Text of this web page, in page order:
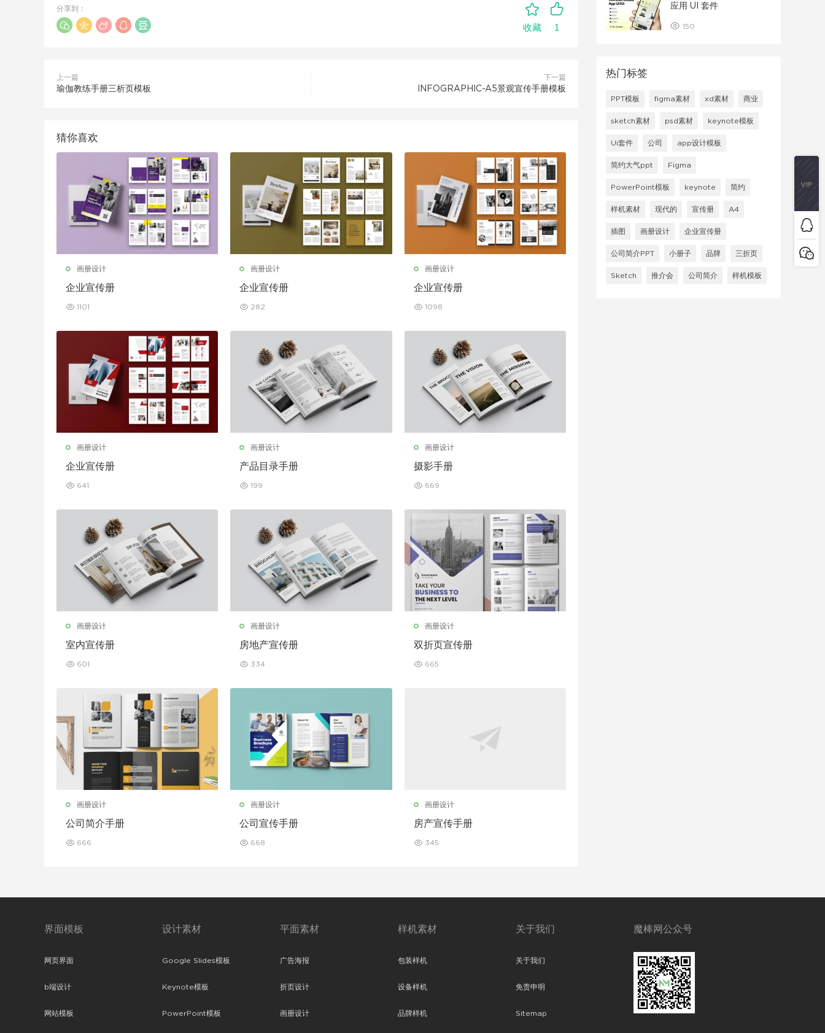
收藏 1
分享到：
上一篇
瑜伽教练手册三析页模板
下一篇
INFOGRAPHIC-A5景观宣传手册模板
猜你喜欢
画册设计
企业宣传册
1101
画册设计
企业宣传册
282
画册设计
企业宣传册
1098
画册设计
企业宣传册
641
画册设计
产品目录手册
199
画册设计
摄影手册
669
画册设计
室内宣传册
601
画册设计
房地产宣传册
334
画册设计
双折页宣传册
665
画册设计
公司简介手册
666
画册设计
公司宣传手册
668
画册设计
房产宣传手册
345
应用 UI 套件
150
热门标签
PPT模板 figma素材 xd素材 商业
sketch素材 psd素材 keynote模板
Ui套件 公司 app设计模板
简约大气ppt Figma
PowerPoint模板 keynote 简约
样机素材 现代的 宣传册 A4
插图 画册设计 企业宣传册
公司简介PPT 小册子 品牌 三折页
Sketch 推介会 公司简介 样机模板
界面模板
网页界面
b端设计
网站模板
设计素材
Google Slides模板
Keynote模板
PowerPoint模板
平面素材
广告海报
折页设计
画册设计
样机素材
包装样机
设备样机
品牌样机
关于我们
关于我们
免责申明
Sitemap
魔棒网公众号